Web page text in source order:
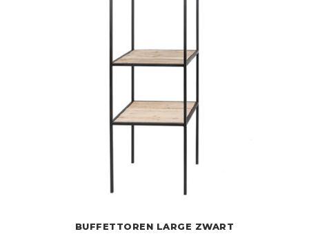
BUFFETTOREN LARGE ZWART